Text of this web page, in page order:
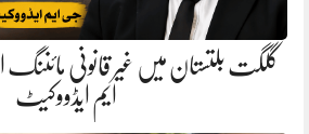
گلگت بلتستان میں غیر قانونی
ایم ایڈووکیٹ